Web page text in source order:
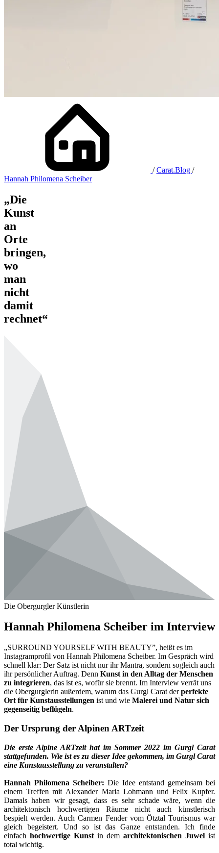
/ Carat.Blog /
Hannah Philomena Scheiber
„Die
Kunst
an
Orte
bringen,
wo
man
nicht
damit
rechnet“
Die Obergurgler Künstlerin
Hannah Philomena Scheiber im Interview
„SURROUND YOURSELF WITH BEAUTY”, heißt es im
Instagramprofil von Hannah Philomena Scheiber. Im Gespräch wird
schnell klar: Der Satz ist nicht nur ihr Mantra, sondern sogleich auch
ihr persönlicher Auftrag. Denn Kunst in den Alltag der Menschen
zu integrieren, das ist es, wofür sie brennt. Im Interview verrät uns
die Obergurglerin außerdem, warum das Gurgl Carat derperfekte
Ort für Kunstausstellungen ist und wie Malerei und Natur sich
gegenseitig beflügeln.
Der Ursprung der Alpinen ARTzeit
Die erste Alpine ARTzeit hat im Sommer 2022 im Gurgl Carat
stattgefunden. Wie ist es zu dieser Idee gekommen, im Gurgl Carat
eine Kunstausstellung zu veranstalten?
Hannah Philomena Scheiber: Die Idee entstand gemeinsam bei
einem Treffen mit Alexander Maria Lohmann und Felix Kupfer.
Damals haben wir gesagt, dass es sehr schade wäre, wenn die
architektonisch hochwertigen Räume nicht auch künstlerisch
bespielt werden. Auch Carmen Fender vom Ötztal Tourismus war
gleich begeistert. Und so ist das Ganze entstanden. Ich finde
einfach hochwertige Kunst in dem architektonischen Juwel ist
total wichtig.